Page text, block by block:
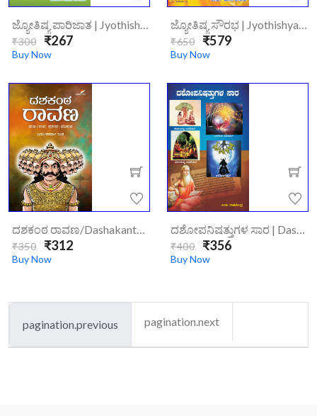
ಜ್ಯೋತಿಷ್ಯ ಪಾರಿಜಾತ | Jyothishya Paarijata
₹300 ₹267
Buy Now
ಜ್ಯೋತಿಷ್ಯ ಸೌರಭ | Jyothishya Sourabha
₹650 ₹579
Buy Now
ದಶಕಂಠ ರಾವಣ/dashakanta-Ravana
₹350 ₹312
Buy Now
ದಶೋಪನಿಷತ್ತುಗಳ ಸಾರ | Dashopanishattugala Saara
₹400 ₹356
Buy Now
pagination.previous pagination.next